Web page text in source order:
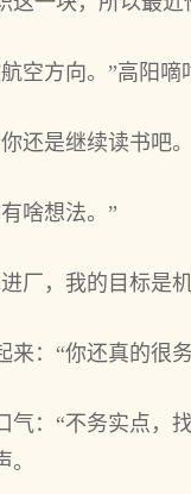
空方向。”高阳
还是继续读书吧
啥想法。”
厂，我的目标是
来：“你还真的很
气：“不务实点，